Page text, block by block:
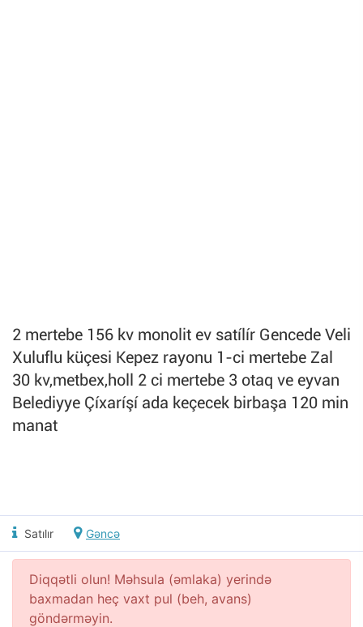
2 mertebe 156 kv monolit ev satílír Gencede Veli
Xuluflu küçesi Kepez rayonu 1-ci mertebe Zal
30 kv,metbex,holl 2 ci mertebe 3 otaq ve eyvan
Belediyye Çíxaríşí ada keçecek birbaşa 120 min
manat
Satılır Gəncə
Diqqətli olun! Məhsula (əmlaka) yerində
baxmadan heç vaxt pul (beh, avans)
göndərməyin.